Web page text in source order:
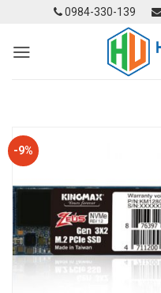
content
0984-330-139
-9%